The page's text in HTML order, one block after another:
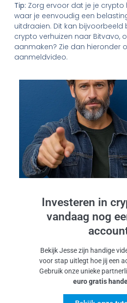
Tip: Zorg ervoor dat je je
waar je eenvoudig een
uitdraaien. Dit kan bijvoorbeeld
crypto verhuizen naar Bitvavo,
aanmaken? Zie dan hieronder
aanmeldvideo.
Investeren in
vandaag nog
Bekijk Jesse zijn handige
voor stap uitlegt hoe jij een
Gebruik onze unieke
euro gratis